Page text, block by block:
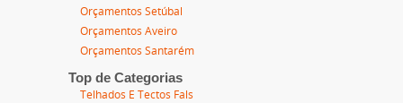
Orçamentos Setúbal
Orçamentos Aveiro
Orçamentos Santarém
Top de Categorias
Telhados E Tectos Fals